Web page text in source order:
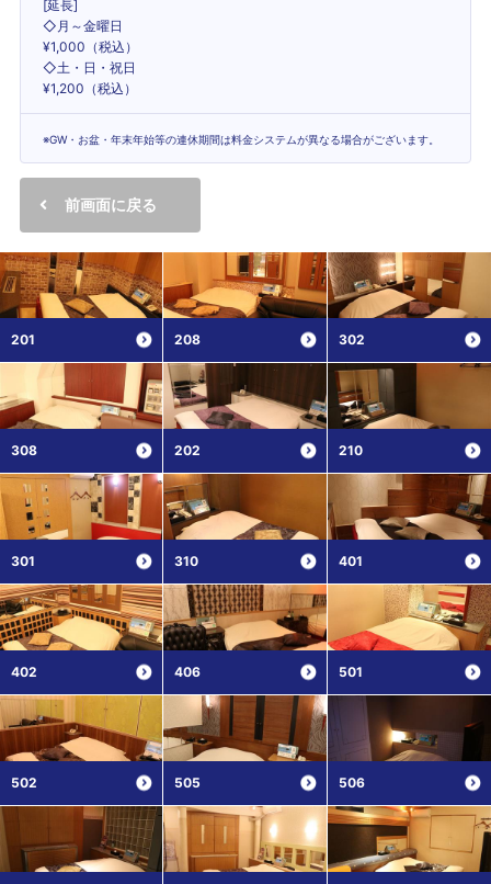
[延長]
◇月～金曜日
¥1,000（税込）
◇土・日・祝日
¥1,200（税込）
※GW・お盆・年末年始等の連休期間は料金システムが異なる場合がございます。
前画面に戻る
201 208 302
308 202 210
301 310 401
402 406 501
502 505 506